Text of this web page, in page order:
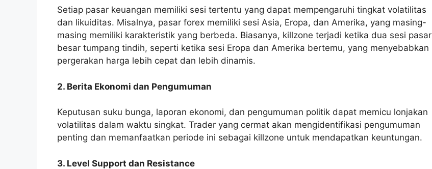
Setiap pasar keuangan memiliki sesi tertentu yang dapat mempengaruhi tingkat volatilitas
dan likuiditas. Misalnya, pasar forex memiliki sesi Asia, Eropa, dan Amerika, yang masing-
masing memiliki karakteristik yang berbeda. Biasanya, killzone terjadi ketika dua sesi pasar
besar tumpang tindih, seperti ketika sesi Eropa dan Amerika bertemu, yang menyebabkan
pergerakan harga lebih cepat dan lebih dinamis.
2. Berita Ekonomi dan Pengumuman
Keputusan suku bunga, laporan ekonomi, dan pengumuman politik dapat memicu lonjakan
volatilitas dalam waktu singkat. Trader yang cermat akan mengidentifikasi pengumuman
penting dan memanfaatkan periode ini sebagai killzone untuk mendapatkan keuntungan.
3. Level Support dan Resistance